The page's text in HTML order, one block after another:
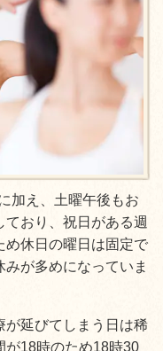
加え、土曜午後もお
おり、祝日がある週
め休日の曜日は固定で
が多めになっていま
が延びてしまう日は稀
が18時のため18時30